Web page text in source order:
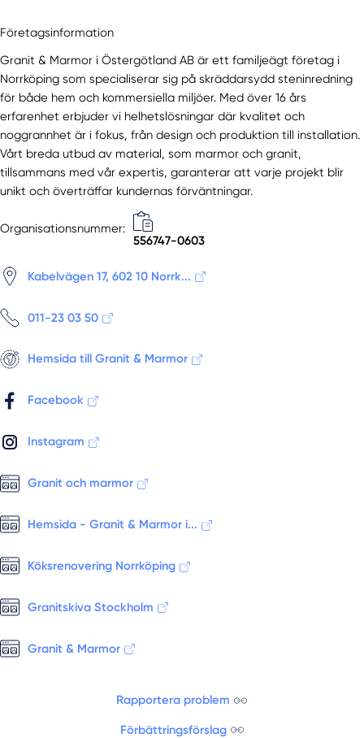
Företagsinformation
Granit & Marmor i Östergötland AB är ett familjeägt företag i
Norrköping som specialiserar sig på skräddarsydd steninredning
för både hem och kommersiella miljöer. Med över 16 års
erfarenhet erbjuder vi helhetslösningar där kvalitet och
noggrannhet är i fokus, från design och produktion till installation.
Vårt breda utbud av material, som marmor och granit,
tillsammans med vår expertis, garanterar att varje projekt blir
unikt och överträffar kundernas förväntningar.
Organisationsnummer:
556747-0603
Kabelvägen 17, 602 10 Norrk...
011-23 03 50
Hemsida till Granit & Marmor
Facebook
Instagram
Granit och marmor
Hemsida - Granit & Marmor i...
Köksrenovering Norrköping
Granitskiva Stockholm
Granit & Marmor
Rapportera problem
Förbättringsförslag